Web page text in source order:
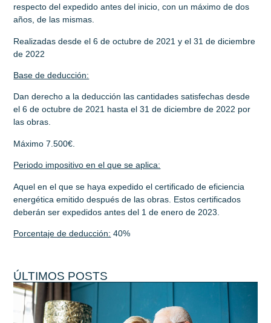
respecto del expedido antes del inicio, con un máximo de dos
años, de las mismas.
Realizadas desde el 6 de octubre de 2021 y el 31 de diciembre
de 2022
Base de deducción:
Dan derecho a la deducción las cantidades satisfechas desde
el 6 de octubre de 2021 hasta el 31 de diciembre de 2022 por
las obras.
Máximo 7.500€.
Periodo impositivo en el que se aplica:
Aquel en el que se haya expedido el certificado de eficiencia
energética emitido después de las obras. Estos certificados
deberán ser expedidos antes del 1 de enero de 2023.
Porcentaje de deducción: 40%
ÚLTIMOS POSTS